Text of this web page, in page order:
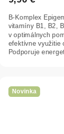
B-Komplex
vitamíny B1, B2,
v optimálnych
efektívne využitie
Podporuje
Novinka